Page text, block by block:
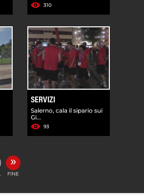
310
SERVIZI
Salerno, cala il sipario sui
Gi...
93
»
FINE